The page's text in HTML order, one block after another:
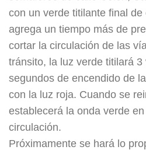
con un verde titilante final
agrega un tiempo más de
cortar la circulación de las
tránsito, la luz verde titilará
segundos de encendido de
con la luz roja. Cuando se
establecerá la onda verde
circulación.
Próximamente se hará lo